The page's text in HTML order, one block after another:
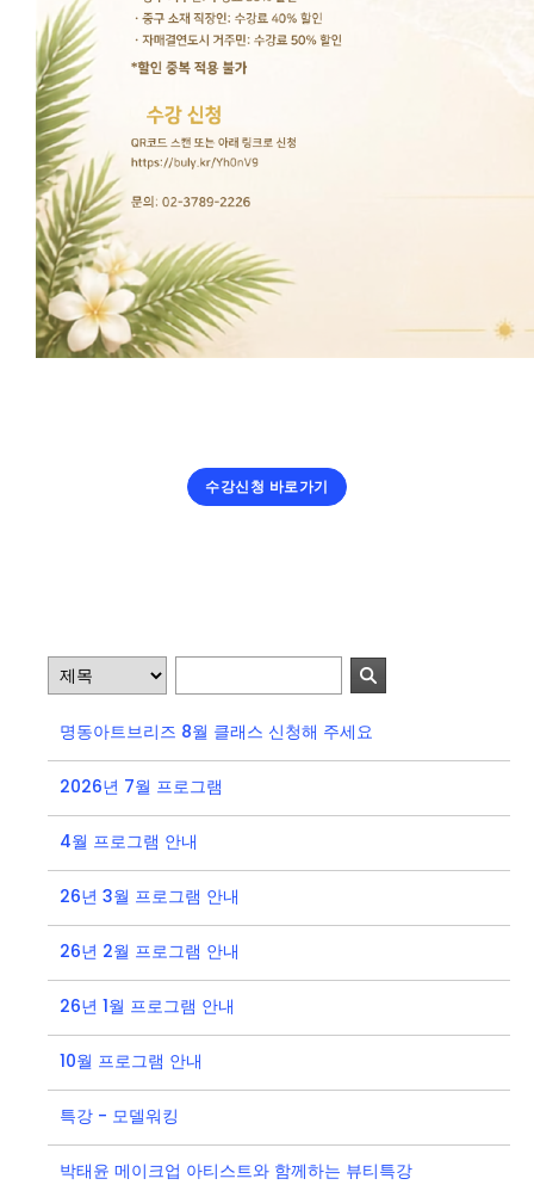
수강신청 바로가기
명동아트브리즈 8월 클래스 신청해 주세요
2026년 7월 프로그램
4월 프로그램 안내
26년 3월 프로그램 안내
26년 2월 프로그램 안내
26년 1월 프로그램 안내
10월 프로그램 안내
특강 - 모델워킹
박태윤 메이크업 아티스트와 함께하는 뷰티특강